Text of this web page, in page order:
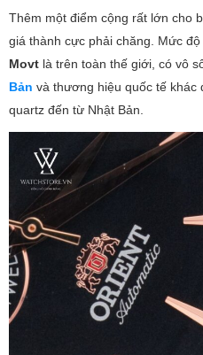
Thêm một điểm cộng rất lớn cho
giá thành cực phải chăng. Mức
Movt là trên toàn thế giới, có vô
Bản và thương hiệu quốc tế khác
quartz đến từ Nhật Bản.